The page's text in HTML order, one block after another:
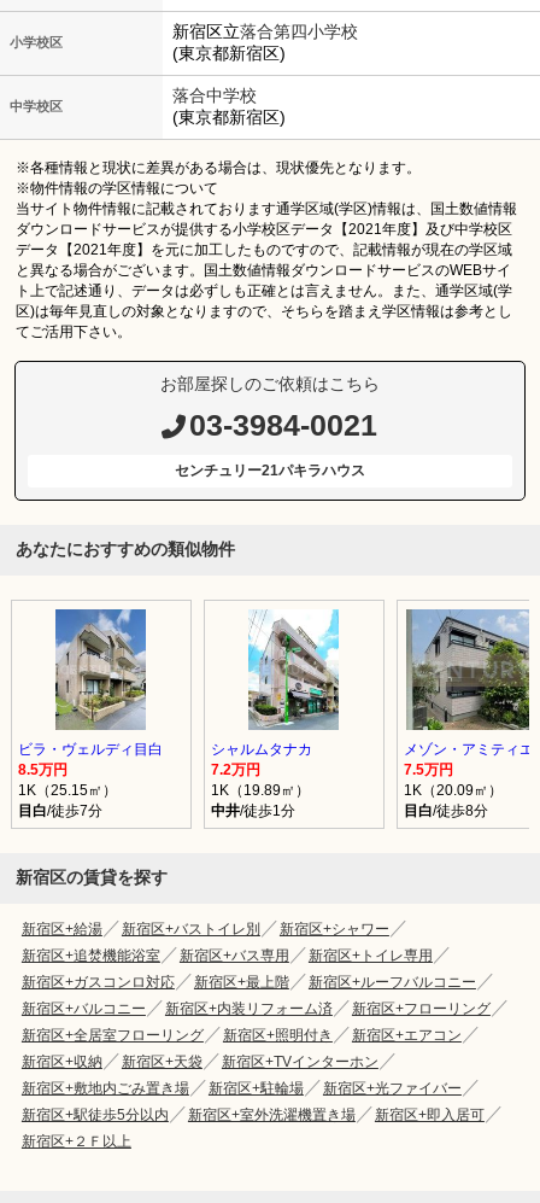
小学校区
新宿区立落合第四小学校
(東京都新宿区)
中学校区
落合中学校
(東京都新宿区)
※各種情報と現状に差異がある場合は、現状優先となります。
※物件情報の学区情報について
当サイト物件情報に記載されております通学区域(学区)情報は、国土数値情報
ダウンロードサービスが提供する小学校区データ【2021年度】及び中学校区
データ【2021年度】を元に加工したものですので、記載情報が現在の学区域
と異なる場合がございます。国土数値情報ダウンロードサービスのWEBサイ
ト上で記述通り、データは必ずしも正確とは言えません。また、通学区域(学
区)は毎年見直しの対象となりますので、そちらを踏まえ学区情報は参考とし
てご活用下さい。
お部屋探しのご依頼はこちら
03-3984-0021
センチュリー21パキラハウス
あなたにおすすめの類似物件
ビラ・ヴェルディ目白
8.5万円
1K（25.15㎡）
目白/徒歩7分
シャルムタナカ
7.2万円
1K（19.89㎡）
中井/徒歩1分
メゾン・アミティエ
7.5万円
1K（20.09㎡）
目白/徒歩8分
新宿区の賃貸を探す
新宿区+給湯 新宿区+バストイレ別
新宿区+シャワー
新宿区+追焚機能浴室
新宿区+バス専用
新宿区+トイレ専用
新宿区+ガスコンロ対応
新宿区+最上階
新宿区+ルーフバルコニー
新宿区+バルコニー
新宿区+内装リフォーム済
新宿区+フローリング
新宿区+全居室フローリング
新宿区+照明付き
新宿区+エアコン
新宿区+収納
新宿区+天袋
新宿区+TVインターホン
新宿区+敷地内ごみ置き場
新宿区+駐輪場
新宿区+光ファイバー
新宿区+駅徒歩5分以内
新宿区+室外洗濯機置き場
新宿区+即入居可
新宿区+２Ｆ以上